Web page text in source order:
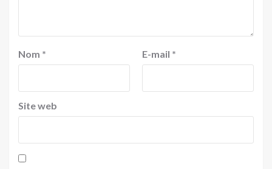
Nom * E-mail *
Site web